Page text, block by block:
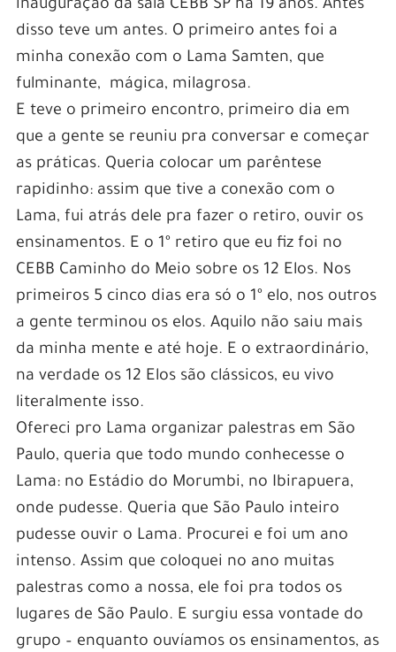
inauguração da sala CEBB SP há 19 anos. Antes
disso teve um antes. O primeiro antes foi a
minha conexão com o Lama Samten, que
fulminante, mágica, milagrosa.
E teve o primeiro encontro, primeiro dia em
que a gente se reuniu pra conversar e começar
as práticas. Queria colocar um parêntese
rapidinho: assim que tive a conexão com o
Lama, fui atrás dele pra fazer o retiro, ouvir os
ensinamentos. E o 1º retiro que eu fiz foi no
CEBB Caminho do Meio sobre os 12 Elos. Nos
primeiros 5 cinco dias era só o 1º elo, nos outros
a gente terminou os elos. Aquilo não saiu mais
da minha mente e até hoje. E o extraordinário,
na verdade os 12 Elos são clássicos, eu vivo
literalmente isso.
Ofereci pro Lama organizar palestras em São
Paulo, queria que todo mundo conhecesse o
Lama: no Estádio do Morumbi, no Ibirapuera,
onde pudesse. Queria que São Paulo inteiro
pudesse ouvir o Lama. Procurei e foi um ano
intenso. Assim que coloquei no ano muitas
palestras como a nossa, ele foi pra todos os
lugares de São Paulo. E surgiu essa vontade do
grupo – enquanto ouvíamos os ensinamentos, as